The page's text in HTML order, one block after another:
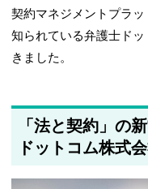
契約マネジメントプラ
知られている弁護士ド
きました。
「法と契約」の
ドットコム株式